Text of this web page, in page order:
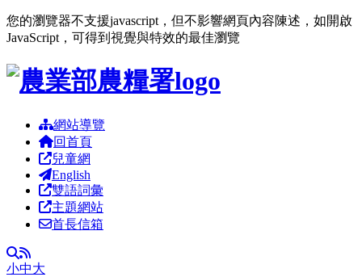
您的瀏覽器不支援javascript，但不影響網頁內容陳述，如開啟
JavaScript，可得到視覺與特效的最佳瀏覽
跳到主要內容區塊
網站導覽
回首頁
兒童網
English
雙語詞彙
主題網站
首長信箱
全文檢索
RSS
小中大